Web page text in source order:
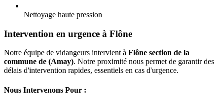
Nettoyage haute pression
Intervention en urgence à Flône
Notre équipe de vidangeurs intervient à Flône section de la
commune de (Amay). Notre proximité nous permet de garantir des
délais d'intervention rapides, essentiels en cas d'urgence.
Nous Intervenons Pour :